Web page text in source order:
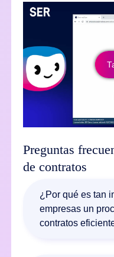
<iframe class="sl-
allow="fullscreen;
</iframe>
Preguntas
de contratos
¿Por qué es tan
empresas un
contratos